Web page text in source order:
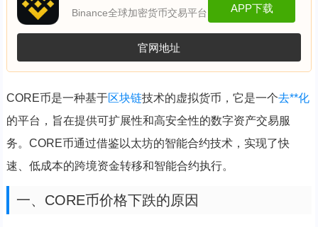
Binance全球加密货币交易平台 APP下载
官网地址
CORE币是一种基于区块链技术的虚拟货币，它是一个去**化
的平台，旨在提供可扩展性和高安全性的数字资产交易服
务。CORE币通过借鉴以太坊的智能合约技术，实现了快
速、低成本的跨境资金转移和智能合约执行。
一、CORE币价格下跌的原因